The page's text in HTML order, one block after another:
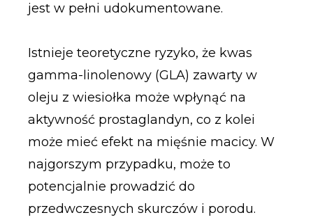
jest w pełni udokumentowane.
Istnieje teoretyczne ryzyko, że kwas
gamma-linolenowy (GLA) zawarty w
oleju z wiesiołka może wpłynąć na
aktywność prostaglandyn, co z kolei
może mieć efekt na mięśnie macicy. W
najgorszym przypadku, może to
potencjalnie prowadzić do
przedwczesnych skurczów i porodu.